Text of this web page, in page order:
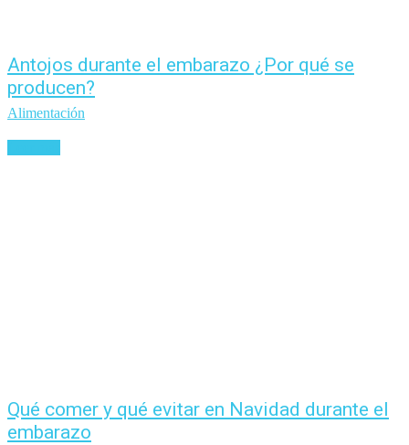
Antojos durante el embarazo ¿Por qué se
producen?
Alimentación
Qué comer y qué evitar en Navidad durante el
embarazo